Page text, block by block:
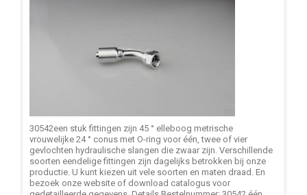
30542een stuk fittingen zijn 45 ° elleboog metrische
vrouwelijke 24 ° conus met O-ring voor één, twee of vier
gevlochten hydraulische slangen die zwaar zijn. Verschillende
soorten eendelige fittingen zijn dagelijks betrokken bij onze
productie. U kunt kiezen uit vele soorten en maten draad. En
bezoek onze website of download catalogus voor